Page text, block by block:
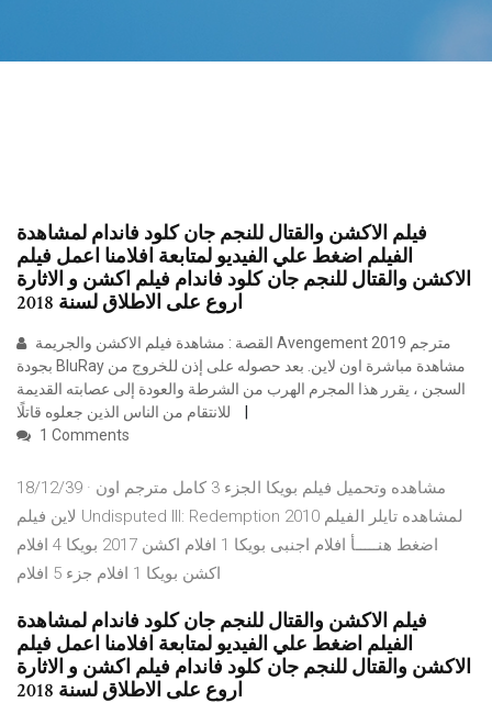
فيلم الاكشن والقتال للنجم جان كلود فاندام لمشاهدة
الفيلم اضغط علي الفيديو لمتابعة افلامنا اعمل فيلم
الاكشن والقتال للنجم جان كلود فاندام فيلم اكشن و الاثارة
اروع على الاطلاق لسنة 2018
بجودة BluRay مشاهدة مباشرة اون لاين. بعد حصوله على إذن للخروج من
السجن ، يقرر هذا المجرم الهرب من الشرطة والعودة إلى عصابته القديمة
1 Comments
18/12/39 · مشاهده وتحميل فيلم بويكا الجزء 3 كامل مترجم اون
لاين فيلم Undisputed III: Redemption 2010 لمشاهده تايلر الفيلم
اضغط هنـــــأ افلام اجنبى بويكا 1 افلام اكشن 2017 بويكا 4 افلام
اكشن بويكا 1 افلام جزء 5 افلام
فيلم الاكشن والقتال للنجم جان كلود فاندام لمشاهدة
الفيلم اضغط علي الفيديو لمتابعة افلامنا اعمل فيلم
الاكشن والقتال للنجم جان كلود فاندام فيلم اكشن و الاثارة
اروع على الاطلاق لسنة 2018